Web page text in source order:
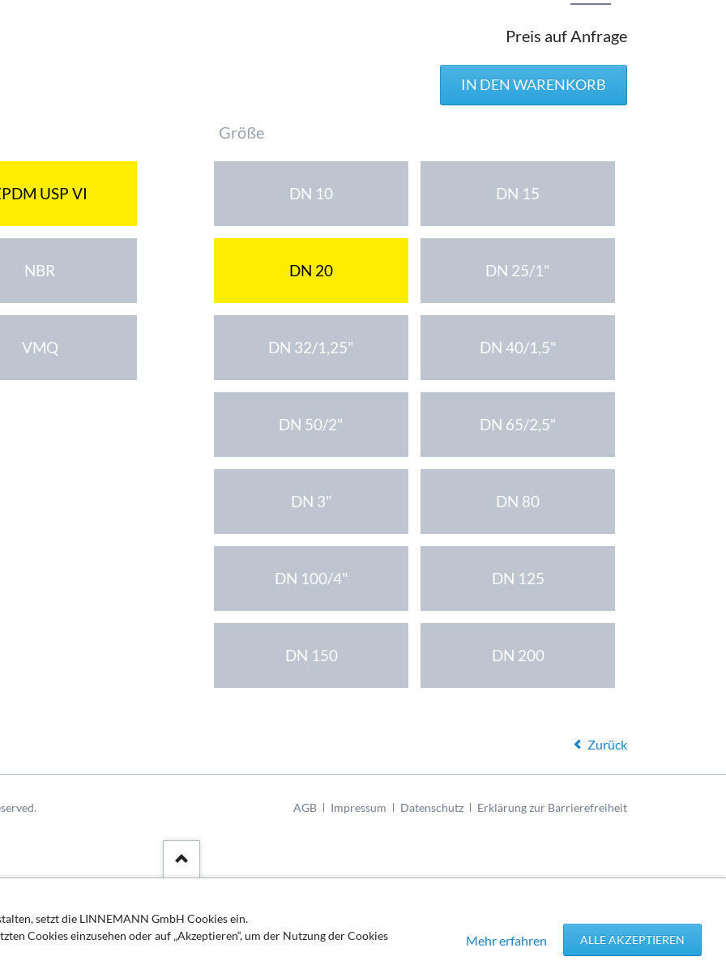
setzt die LINNEMANN GmbH Cookies ein.
Cookies einzusehen oder auf „Akzeptieren“, um der Nutzung der Cookies
Mehr erfahren ALLE AKZEPTIEREN
Preis auf Anfrage
USP VI
NBR
VMQ
Pflichtfeld
Größe
DN 10 DN 15
DN 20 DN 25/1"
DN 32/1,25" DN 40/1,5"
DN 50/2" DN 65/2,5"
DN 3" DN 80
DN 100/4" DN 125
DN 150 DN 200
Zurück
Navigation
AGB Impressum Datenschutz Erklärung zur Barrierefreiheit